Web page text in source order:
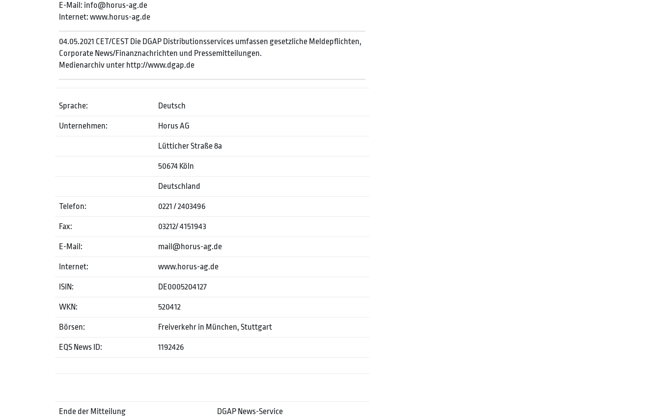
E-Mail: info@horus-ag.de
Internet: www.horus-ag.de
04.05.2021 CET/CEST Die DGAP Distributionsservices umfassen gesetzliche Meldepflichten,
Corporate News/Finanznachrichten und Pressemitteilungen.
Medienarchiv unter http://www.dgap.de
Sprache: Deutsch
Unternehmen: Horus AG
Lütticher Straße 8a
50674 Köln
Deutschland
Telefon: 0221 / 2403496
Fax: 03212/ 4151943
E-Mail: mail@horus-ag.de
Internet: www.horus-ag.de
ISIN: DE0005204127
WKN: 520412
Börsen: Freiverkehr in München, Stuttgart
EQS News ID: 1192426
Ende der Mitteilung DGAP News-Service